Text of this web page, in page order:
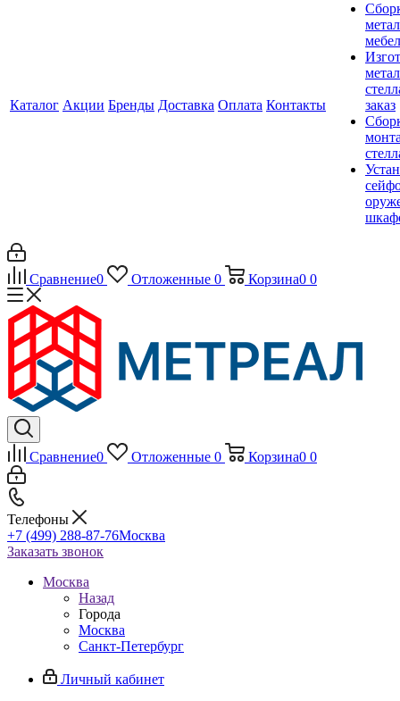
Каталог Акции Бренды Доставка Оплата Контакты
заказ
Сравнение0 Отложенные 0 Корзина0 0
Сравнение0 Отложенные 0 Корзина0 0
Телефоны
+7 (499) 288-87-76Москва
Заказать звонок
Москва
Назад
Города
Москва
Санкт-Петербург
Личный кабинет